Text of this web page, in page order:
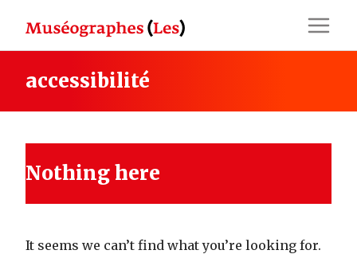
content
accessibilité
Nothing here
It seems we can’t find what you’re looking for.